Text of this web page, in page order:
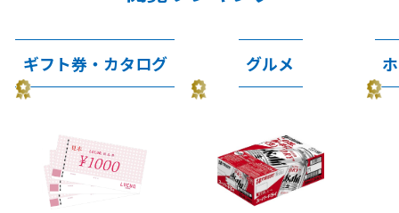
ギフト券・カタログ グルメ